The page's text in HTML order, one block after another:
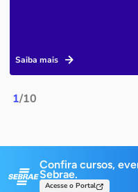
1/10
Saiba mais
Confira cursos,
Sebrae.
Acesse o Portal